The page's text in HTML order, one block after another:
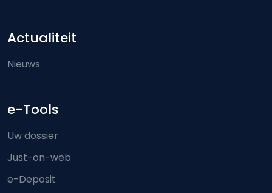
Actualiteit
Nieuws
e-Tools
Uw dossier
Just-on-web
e-Deposit